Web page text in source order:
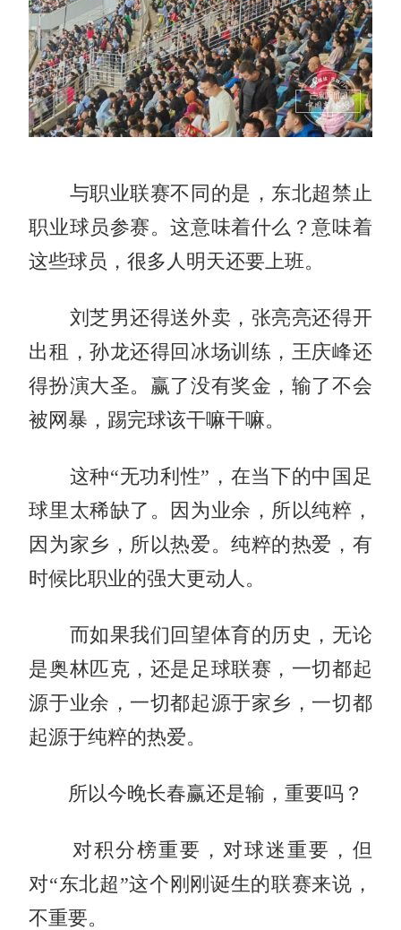
与职业联赛不同的是，东北超禁止
职业球员参赛。这意味着什么？意味着
这些球员，很多人明天还要上班。
刘芝男还得送外卖，张亮亮还得开
出租，孙龙还得回冰场训练，王庆峰还
得扮演大圣。赢了没有奖金，输了不会
被网暴，踢完球该干嘛干嘛。
这种“无功利性”，在当下的中国足
球里太稀缺了。因为业余，所以纯粹，
因为家乡，所以热爱。纯粹的热爱，有
时候比职业的强大更动人。
而如果我们回望体育的历史，无论
是奥林匹克，还是足球联赛，一切都起
源于业余，一切都起源于家乡，一切都
起源于纯粹的热爱。
所以今晚长春赢还是输，重要吗？
对积分榜重要，对球迷重要，但
对“东北超”这个刚刚诞生的联赛来说，
不重要。